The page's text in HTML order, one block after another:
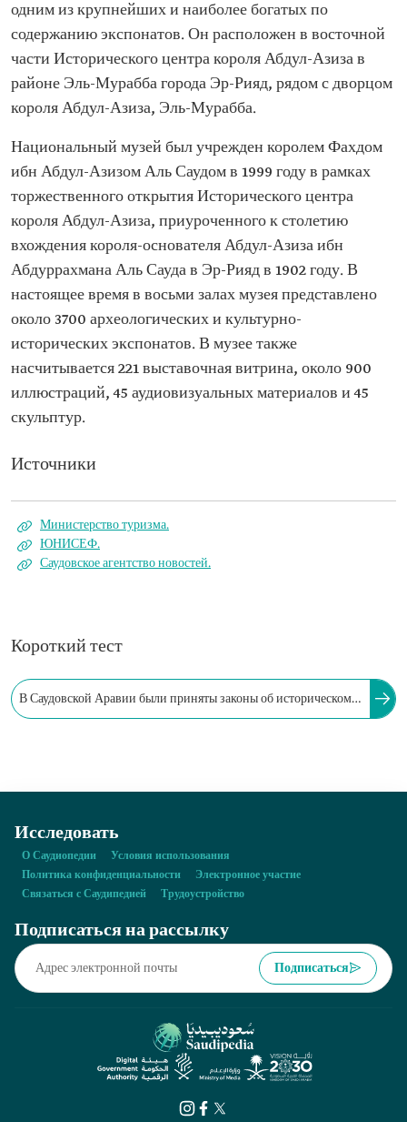
одним из крупнейших и наиболее богатых по
содержанию экспонатов. Он расположен в восточной
части Исторического центра короля Абдул-Азиза в
районе Эль-Мурабба города Эр-Рияд, рядом с дворцом
короля Абдул-Азиза, Эль-Мурабба.
Национальный музей был учрежден королем Фахдом
ибн Абдул-Азизом Аль Саудом в 1999 году в рамках
торжественного открытия Исторического центра
короля Абдул-Азиза, приуроченного к столетию
вхождения короля-основателя Абдул-Азиза ибн
Абдуррахмана Аль Сауда в Эр-Рияд в 1902 году. В
настоящее время в восьми залах музея представлено
около 3700 археологических и культурно-
исторических экспонатов. В музее также
насчитывается 221 выставочная витрина, около 900
иллюстраций, 45 аудиовизуальных материалов и 45
скульптур.
Источники
Министерство туризма.
ЮНИСЕФ.
Саудовское агентство новостей.
Короткий тест
В Саудовской Аравии были приняты законы об историческом
недвижимых объектах наследия?
Исследовать
О Саудиопедии
Условия использования
Политика конфиденциальности
Электронное участие
Связаться с Саудипедией
Трудоустройство
Подписаться на рассылку
Подписаться